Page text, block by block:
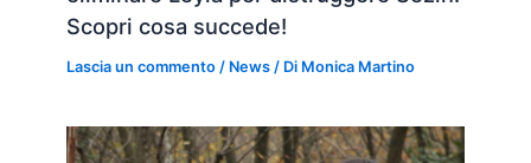
Scopri cosa succede!
Lascia un commento / News / Di Monica Martino